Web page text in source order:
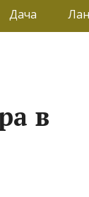
Дача
в